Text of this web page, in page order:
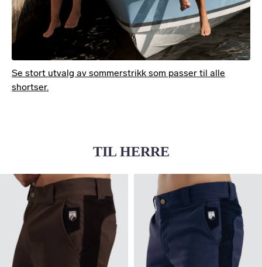
Se stort utvalg av sommerstrikk som passer til alle
shortser.
TIL HERRE